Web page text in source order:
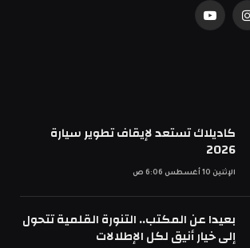
الانستغراميوتيوب
كاديلاك تستعد لإيقاف تطوير سيارة
2026
الإثنين 10 أغسطس 6:06 ص
بعيدا عن المكتب.. التنورة القلمية تتحول
إلى خيار أنيق لكل الإطلالات